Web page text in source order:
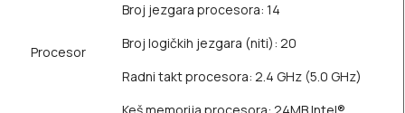
Procesor
Broj jezgara procesora: 14
Broj logičkih jezgara (niti): 20
Radni takt procesora: 2.4 GHz (5.0 GHz)